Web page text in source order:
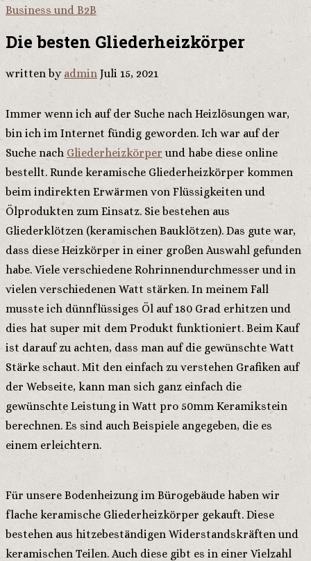
Business und B2B
Die besten Gliederheizkörper
written by admin Juli 15, 2021
Immer wenn ich auf der Suche nach Heizlösungen war,
bin ich im Internet fündig geworden. Ich war auf der
Suche nach Gliederheizkörper und habe diese online
bestellt. Runde keramische Gliederheizkörper kommen
beim indirekten Erwärmen von Flüssigkeiten und
Ölprodukten zum Einsatz. Sie bestehen aus
Gliederklötzen (keramischen Bauklötzen). Das gute war,
dass diese Heizkörper in einer großen Auswahl gefunden
habe. Viele verschiedene Rohrinnendurchmesser und in
vielen verschiedenen Watt stärken. In meinem Fall
musste ich dünnflüssiges Öl auf 180 Grad erhitzen und
dies hat super mit dem Produkt funktioniert. Beim Kauf
ist darauf zu achten, dass man auf die gewünschte Watt
Stärke schaut. Mit den einfach zu verstehen Grafiken auf
der Webseite, kann man sich ganz einfach die
gewünschte Leistung in Watt pro 50mm Keramikstein
berechnen. Es sind auch Beispiele angegeben, die es
einem erleichtern.
Für unsere Bodenheizung im Bürogebäude haben wir
flache keramische Gliederheizkörper gekauft. Diese
bestehen aus hitzebeständigen Widerstandskräften und
keramischen Teilen. Auch diese gibt es in einer Vielzahl